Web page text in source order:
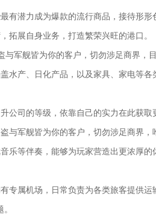
有潜力成为爆款的流行商品，接待形形
拓展自身业务，打造繁荣兴旺的港口。
军舰皆为你的客户，切勿涉足商界，目
水产、日化产品，以及家具、家电等各
公司的等级，依靠自己的实力在此获取
与军舰皆为你的客户，切勿涉足商界，
乐等伴奏，能够为玩家营造出更浓厚的
专属机场，日常负责为各类旅客提供